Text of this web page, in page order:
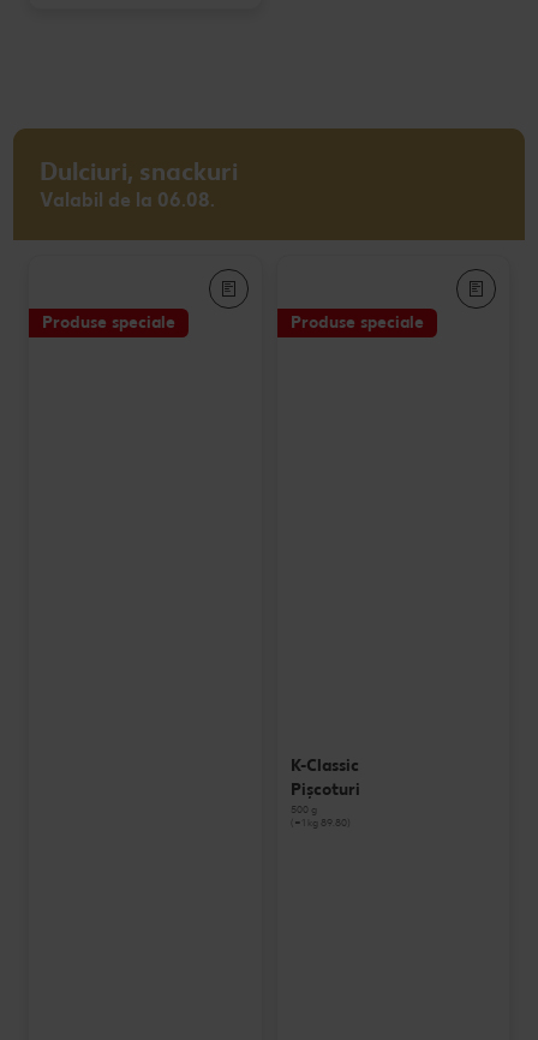
Dulciuri, snackuri
Valabil de la 06.08.
Produse speciale Produse speciale
K-Classic
Pișcoturi
500 g
(=1 kg 89.80)